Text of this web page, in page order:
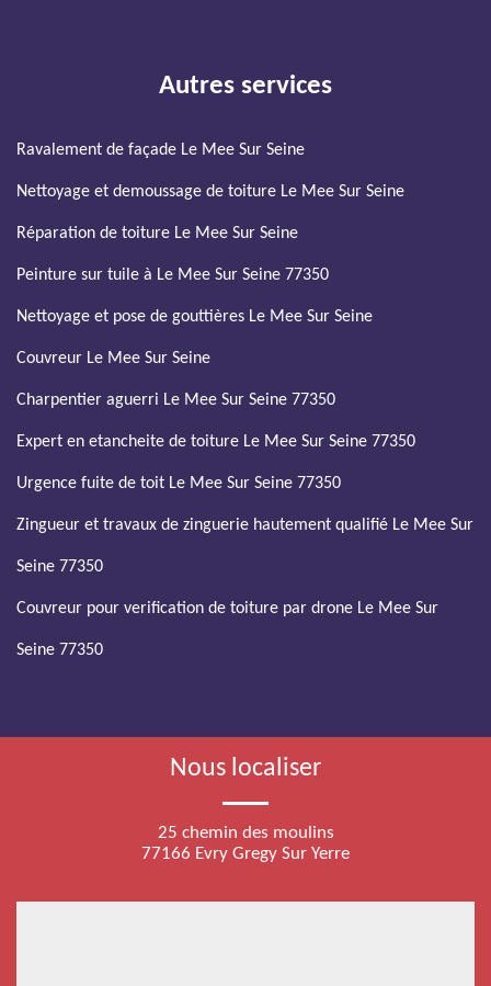
Autres services
Ravalement de façade Le Mee Sur Seine
Nettoyage et demoussage de toiture Le Mee Sur Seine
Réparation de toiture Le Mee Sur Seine
Peinture sur tuile à Le Mee Sur Seine 77350
Nettoyage et pose de gouttières Le Mee Sur Seine
Couvreur Le Mee Sur Seine
Charpentier aguerri Le Mee Sur Seine 77350
Expert en etancheite de toiture Le Mee Sur Seine 77350
Urgence fuite de toit Le Mee Sur Seine 77350
Zingueur et travaux de zinguerie hautement qualifié Le Mee Sur
Seine 77350
Couvreur pour verification de toiture par drone Le Mee Sur
Seine 77350
Nous localiser
25 chemin des moulins
77166 Evry Gregy Sur Yerre